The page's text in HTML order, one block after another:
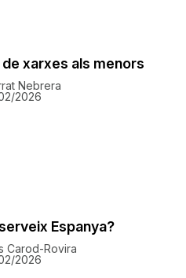
xarxes als menors
Nebrera
2026
Espanya?
Carod-Rovira
2026